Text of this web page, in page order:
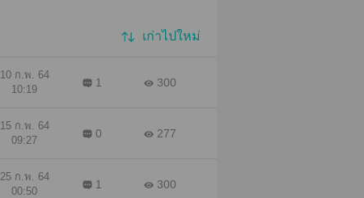
เก่าไปใหม่
10 ก.พ. 64
10:19
1 300
15 ก.พ. 64
09:27
0 277
25 ก.พ. 64
00:50
1 300